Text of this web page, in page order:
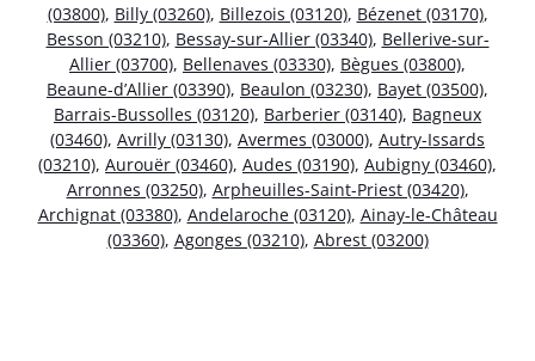
(03800), Billy (03260), Billezois (03120), Bézenet (03170),
Besson (03210), Bessay-sur-Allier (03340), Bellerive-sur-
Allier (03700), Bellenaves (03330), Bègues (03800),
Beaune-d’Allier (03390), Beaulon (03230), Bayet (03500),
Barrais-Bussolles (03120), Barberier (03140), Bagneux
(03460), Avrilly (03130), Avermes (03000), Autry-Issards
(03210), Aurouër (03460), Audes (03190), Aubigny (03460),
Arronnes (03250), Arpheuilles-Saint-Priest (03420),
Archignat (03380), Andelaroche (03120), Ainay-le-Château
(03360), Agonges (03210), Abrest (03200)